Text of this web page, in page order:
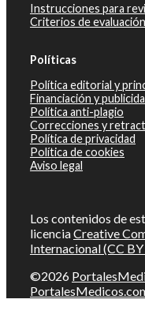
Instrucciones para
Criterios de evaluación
Políticas
Política editorial y
Financiación y
Política anti-plagio
Correcciones y
Política de privacidad
Política de cookies
Aviso legal
Los contenidos de
licenciaCreative
Internacional (CC BY
©2026